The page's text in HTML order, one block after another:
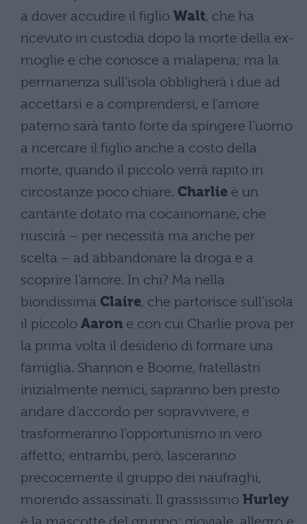
a dover accudire il figlio Walt, che ha
ricevuto in custodia dopo la morte della ex-
moglie e che conosce a malapena; ma la
permanenza sull’isola obbligherà i due ad
accettarsi e a comprendersi, e l’amore
paterno sarà tanto forte da spingere l’uomo
a ricercare il figlio anche a costo della
morte, quando il piccolo verrà rapito in
circostanze poco chiare. Charlie è un
cantante dotato ma cocainomane, che
riuscirà – per necessità ma anche per
scelta – ad abbandonare la droga e a
scoprire l’amore. In chi? Ma nella
biondissima Claire, che partorisce sull’isola
il piccolo Aaron e con cui Charlie prova per
la prima volta il desiderio di formare una
famiglia. Shannon e Boome, fratellastri
inizialmente nemici, sapranno ben presto
andare d’accordo per sopravvivere, e
trasformeranno l’opportunismo in vero
affetto; entrambi, però, lasceranno
precocemente il gruppo dei naufraghi,
morendo assassinati. Il grassissimo Hurley